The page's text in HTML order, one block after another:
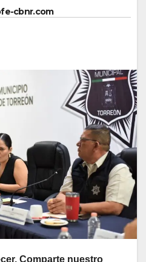
cbnr.com
Comparte nuestro